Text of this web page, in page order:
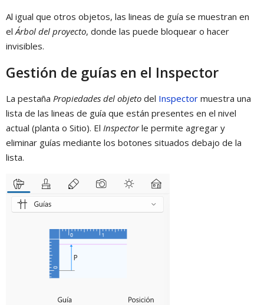
Al igual que otros objetos, las lineas de guía se muestran en
elÁrbol del proyecto, donde las puede bloquear o hacer
invisibles.
Gestión de guías en el Inspector
La pestaña Propiedades del objeto del Inspector muestra una
lista de las lineas de guía que están presentes en el nivel
actual (planta o Sitio). El Inspectorle permite agregar y
eliminar guías mediante los botones situados debajo de la
lista.